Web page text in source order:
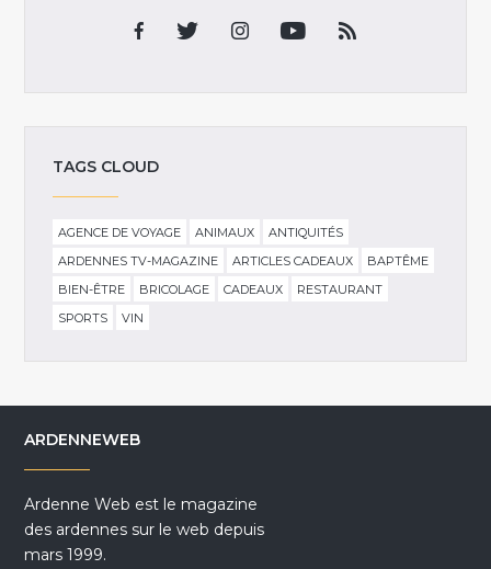
TAGS CLOUD
AGENCE DE VOYAGE ANIMAUX
ANTIQUITÉS
ARDENNES TV-MAGAZINE
ARTICLES CADEAUX
BAPTÊME
BIEN-ÊTRE
BRICOLAGE CADEAUX
RESTAURANT
SPORTS
VIN
ARDENNEWEB
Ardenne Web est le magazine
des ardennes sur le web depuis
mars 1999.